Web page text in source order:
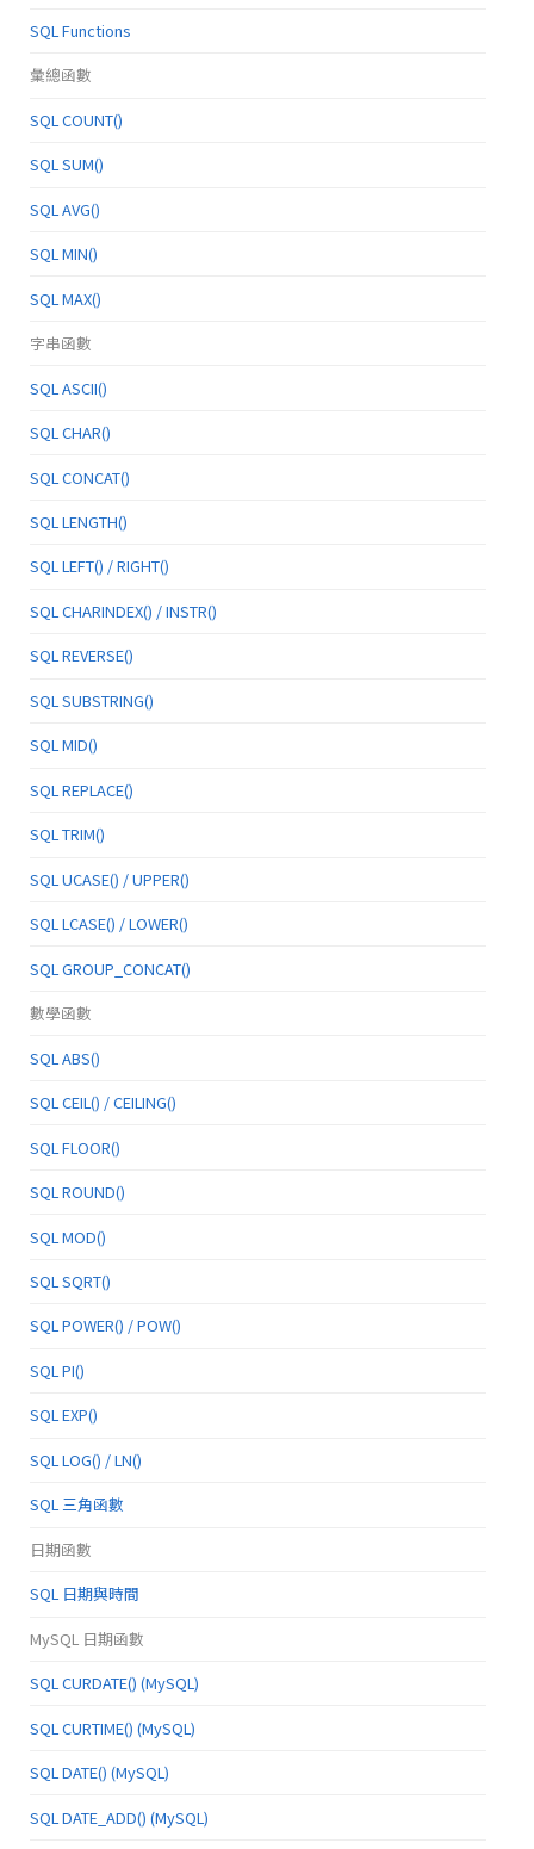
SQL Functions
彙總函數
SQL COUNT()
SQL SUM()
SQL AVG()
SQL MIN()
SQL MAX()
字串函數
SQL ASCII()
SQL CHAR()
SQL CONCAT()
SQL LENGTH()
SQL LEFT() / RIGHT()
SQL CHARINDEX() / INSTR()
SQL REVERSE()
SQL SUBSTRING()
SQL MID()
SQL REPLACE()
SQL TRIM()
SQL UCASE() / UPPER()
SQL LCASE() / LOWER()
SQL GROUP_CONCAT()
數學函數
SQL ABS()
SQL CEIL() / CEILING()
SQL FLOOR()
SQL ROUND()
SQL MOD()
SQL SQRT()
SQL POWER() / POW()
SQL PI()
SQL EXP()
SQL LOG() / LN()
SQL 三角函數
日期函數
SQL 日期與時間
MySQL 日期函數
SQL CURDATE() (MySQL)
SQL CURTIME() (MySQL)
SQL DATE() (MySQL)
SQL DATE_ADD() (MySQL)